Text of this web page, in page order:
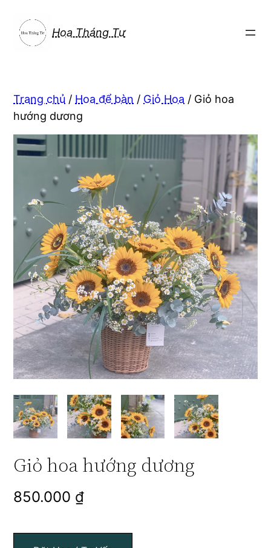
phần
Hoa Tháng Tư
Trang chủ / Hoa để bàn / Giỏ Hoa / Giỏ hoa
hướng dương
Giỏ hoa hướng dương
850.000 ₫